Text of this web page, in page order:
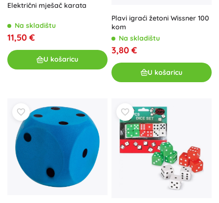
Električni mješač karata
Na skladištu
11,50 €
U košaricu
Plavi igraći žetoni Wissner 100
kom
Na skladištu
3,80 €
U košaricu